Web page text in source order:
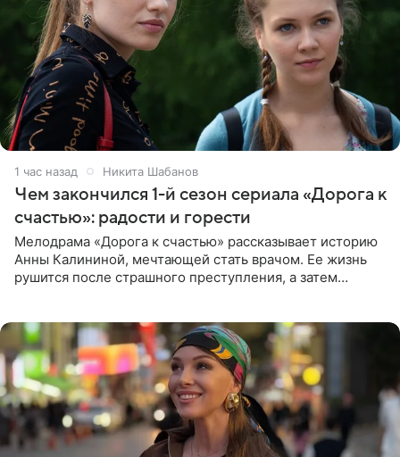
1 час назад Никита Шабанов
Чем закончился 1-й сезон сериала «Дорога к
счастью»: радости и горести
Мелодрама «Дорога к счастью» рассказывает историю
Анны Калининой, мечтающей стать врачом. Ее жизнь
рушится после страшного преступления, а затем